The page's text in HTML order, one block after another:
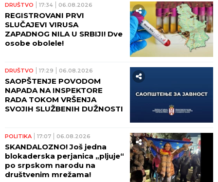
putu preobraćenja
DRUŠTVO 17:34 06.08.2026
REGISTROVANI PRVI
SLUČAJEVI VIRUSA
ZAPADNOG NILA U SRBIJI! Dve
osobe obolele!
DRUŠTVO 17:29 06.08.2026
SAOPŠTENJE POVODOM
NAPADA NA INSPEKTORE
RADA TOKOM VRŠENJA
SVOJIH SLUŽBENIH DUŽNOSTI
POLITIKA 17:07 06.08.2026
SKANDALOZNO! Još jedna
blokaderska perjanica „pljuje“
po srpskom narodu na
društvenim mrežama!